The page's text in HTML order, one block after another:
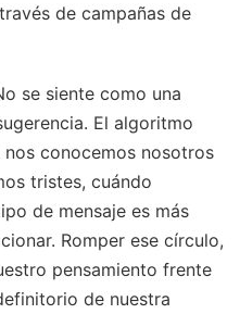
de campañas de
se siente como una
El algoritmo
conocemos nosotros
tristes, cuándo
de mensaje es más
Romper ese círculo,
pensamiento frente
de nuestra